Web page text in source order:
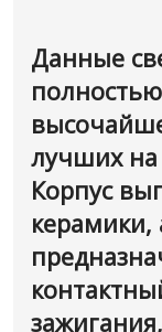
Данные
лучших
Корпус
керамики,